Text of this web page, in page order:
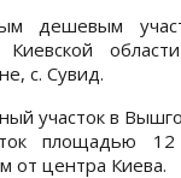
дешевым
Киевской
с. Сувид.
участок в
площадью
от центра Киева.